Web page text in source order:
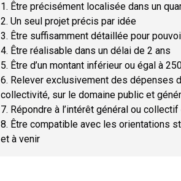
1. Être précisément localisée dans un
2. Un seul projet précis par idée
3. Être suffisamment détaillée pour
4. Être réalisable dans un délai de 2 ans
5. Être d’un montant inférieur ou égal à
6. Relever exclusivement des dépenses
collectivité, sur le domaine public et
7. Répondre à l’intérêt général ou
8. Être compatible avec les orientations
et à venir